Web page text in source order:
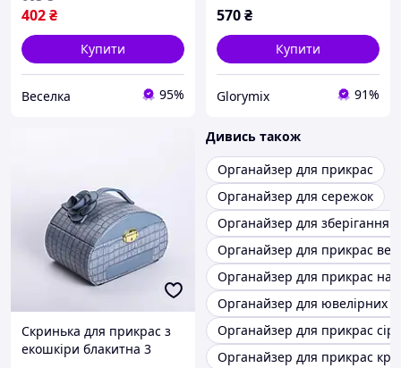
402₴
Купити
Веселка 95%
570₴
Купити
Glorymix 91%
Скринька для прикрас з
екошкіри блакитна 3
Дивись також
Органайзер для прикрас
Органайзер для сережок
Органайзер для зберігання
Органайзер для прикрас
Органайзер для прикрас на
Органайзер для ювелірних
Органайзер для прикрас
Органайзер для прикрас